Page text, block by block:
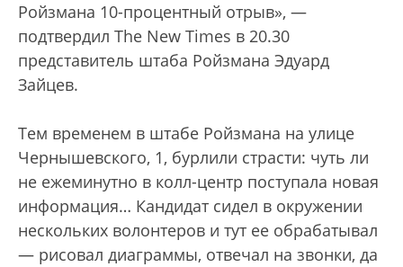
Ройзмана 10-процентный отрыв», —
подтвердил The New Times в 20.30
представитель штаба Ройзмана Эдуард
Зайцев.
Тем временем в штабе Ройзмана на улице
Чернышевского, 1, бурлили страсти: чуть ли
не ежеминутно в колл-центр поступала новая
информация… Кандидат сидел в окружении
нескольких волонтеров и тут ее обрабатывал
— рисовал диаграммы, отвечал на звонки, да